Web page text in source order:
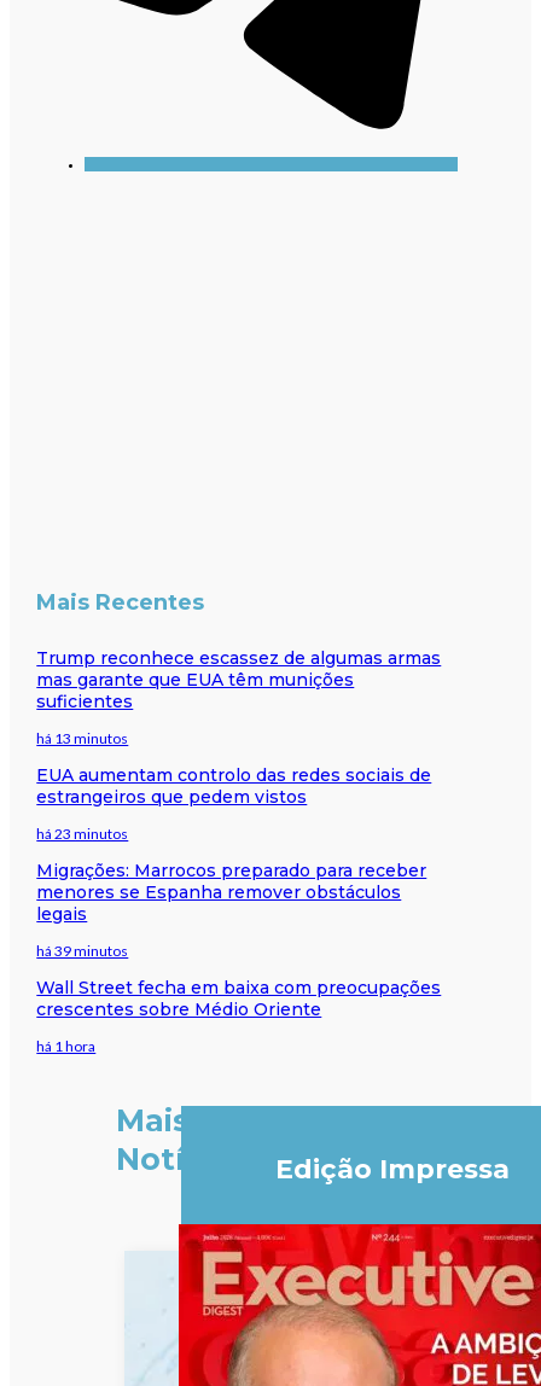
Mais Recentes
Trump reconhece escassez de algumas armas
mas garante que EUA têm munições
suficientes
há 13 minutos
EUA aumentam controlo das redes sociais de
estrangeiros que pedem vistos
há 23 minutos
Migrações: Marrocos preparado para receber
menores se Espanha remover obstáculos
legais
há 39 minutos
Wall Street fecha em baixa com preocupações
crescentes sobre Médio Oriente
há 1 hora
Mais
Notícias
Edição Impressa